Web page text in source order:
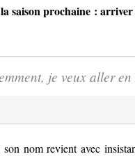
saison prochaine : arriver
je veux aller
nom revient avec